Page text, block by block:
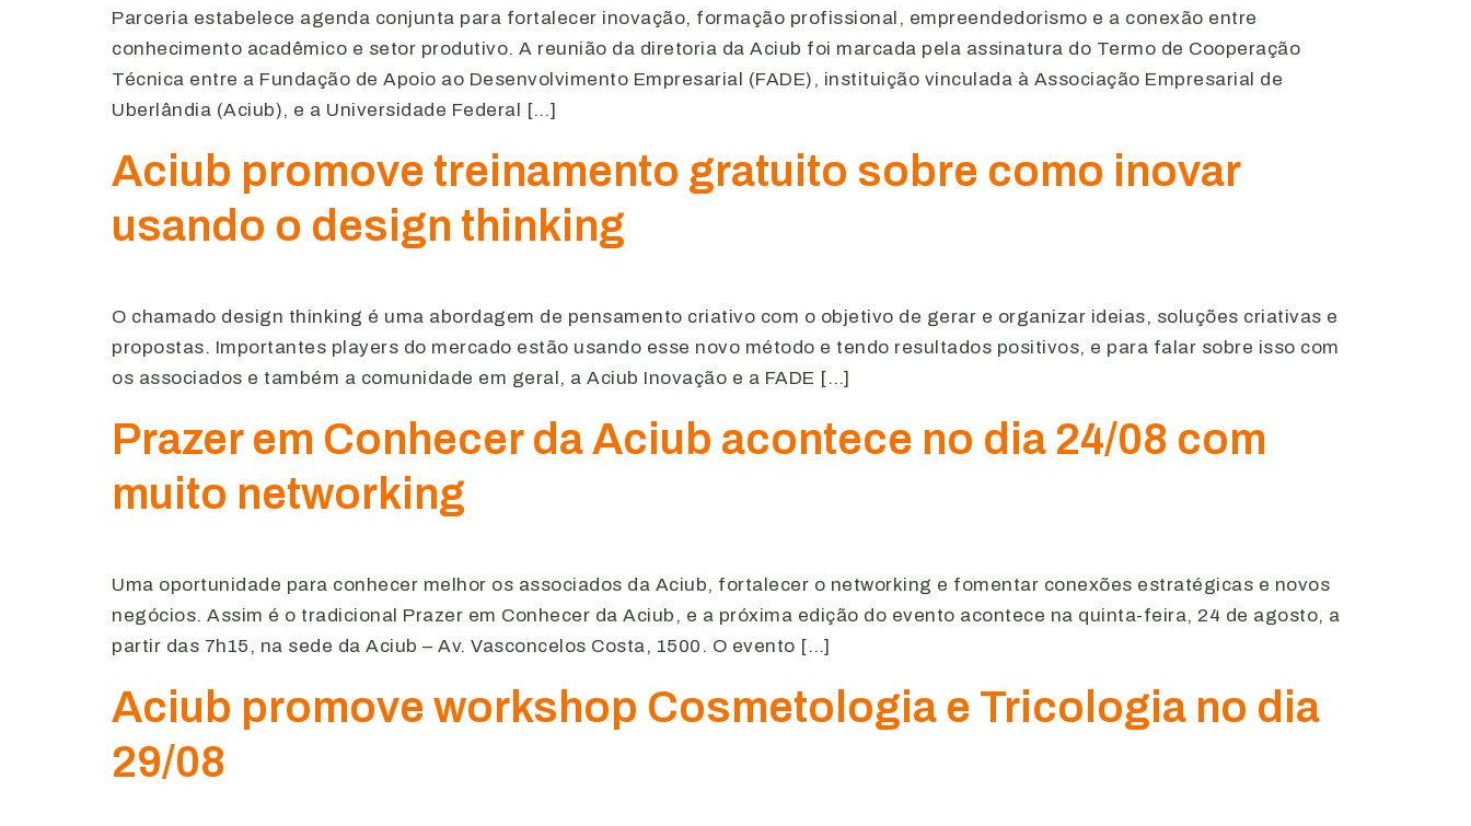
Parceria estabelece agenda conjunta para fortalecer inovação, formação profissional, empreendedorismo e a conexão entre
conhecimento acadêmico e setor produtivo. A reunião da diretoria da Aciub foi marcada pela assinatura do Termo de Cooperação
Técnica entre a Fundação de Apoio ao Desenvolvimento Empresarial (FADE), instituição vinculada à Associação Empresarial de
Uberlândia (Aciub), e a Universidade Federal […]
Aciub promove treinamento gratuito sobre como inovar
usando o design thinking
O chamado design thinking é uma abordagem de pensamento criativo com o objetivo de gerar e organizar ideias, soluções criativas e
propostas. Importantes players do mercado estão usando esse novo método e tendo resultados positivos, e para falar sobre isso com
os associados e também a comunidade em geral, a Aciub Inovação e a FADE […]
Prazer em Conhecer da Aciub acontece no dia 24/08 com
muito networking
Uma oportunidade para conhecer melhor os associados da Aciub, fortalecer o networking e fomentar conexões estratégicas e novos
negócios. Assim é o tradicional Prazer em Conhecer da Aciub, e a próxima edição do evento acontece na quinta-feira, 24 de agosto, a
partir das 7h15, na sede da Aciub – Av. Vasconcelos Costa, 1500. O evento […]
Aciub promove workshop Cosmetologia e Tricologia no dia
29/08